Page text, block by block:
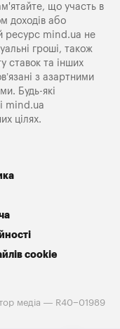
що участь в
доходів або
ресурс mind.ua не
гроші, також
ставок та інших
з азартними
Будь-які
mind.ua
цілях.
cookie
медіа — R40−01989